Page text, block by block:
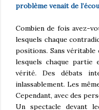
problème venait de
Combien de fois avez-
lesquels chaque
positions. Sans véritable
lesquels chaque
vérité. Des débats
inlassablement. Les
Cependant, avec des
Un spectacle devant